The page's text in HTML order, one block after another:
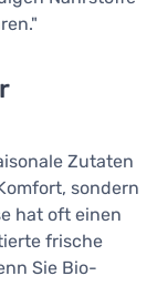
Zutaten
sondern
hat oft einen
frische
Sie Bio-